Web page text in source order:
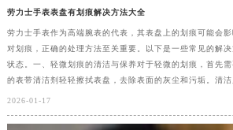
劳力士手表表盘有划痕解决方法大全
劳力士手表作为高端腕表的代表，其表盘上的划痕可能会
对划痕，正确的处理方法至关重要。以下是一些常见的解
状态。一、轻微划痕的清洁与保养对于轻微的划痕，首先
的表带清洁剂轻轻擦拭表盘，去除表面的灰尘和污垢。清
2026-01-17